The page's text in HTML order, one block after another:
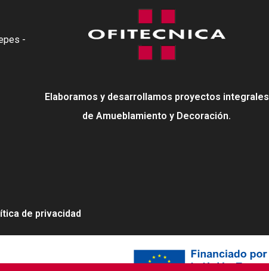
-
Elaboramos y desarrollamos proyectos integrales
de Amueblamiento y Decoración.
de privacidad
Generation EU